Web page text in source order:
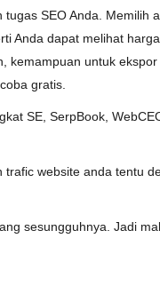
tugas SEOAnda Memilih
Anda dapat melihat harga
kemampuan untuk ekspor
gratis
SE SerpBook
website anda tentu
sesungguhnya. Jadi